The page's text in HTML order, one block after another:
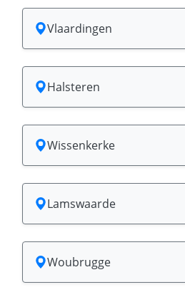
Vlaardingen
Halsteren
Wissenkerke
Lamswaarde
Woubrugge